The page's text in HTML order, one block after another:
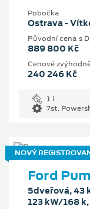
Pobočka
Ostrava -
Původní cena s
889 800 Kč
Cenové
240 246 Kč
1 l
7st.
NOVÝ
Ford
5dveřová, 43
123 kW/168